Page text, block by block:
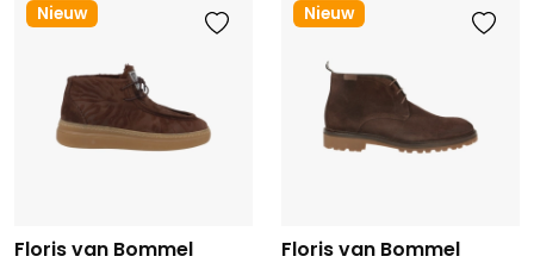
Nieuw
Floris van Bommel
Nieuw
Floris van Bommel